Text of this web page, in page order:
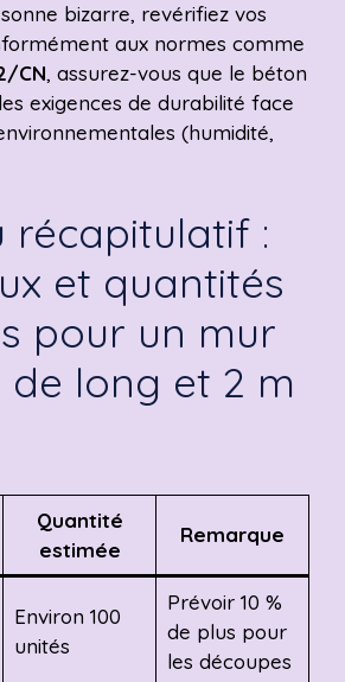
bizarre, revérifiez vos
aux normes comme
CN, assurez-vous que le béton
exigences de durabilité face
(humidité,
récapitulatif :
et quantités
pour un mur
de long et 2 m
Quantité
estimée
Remarque
Environ 100
unités
Prévoir 10 %
de plus pour
les découpes